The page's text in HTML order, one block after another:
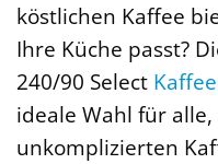
köstlichen Kaffee
Ihre Küche passt?
240/90 Select
ideale Wahl für
unkomplizierten